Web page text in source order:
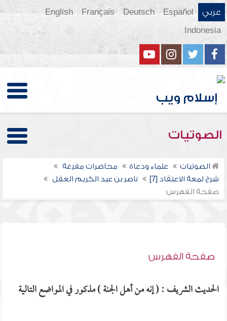
عربي Español
Deutsch
Français
English
Indonesia
الصوتيات
الصوتيات علماء ودعاة
محاضرات مفرغة
شرح لمعة الاعتقاد [7]
ناصر بن عبد الكريم العقل
صفحة الفهرس
صفحة الفهرس
الحديث الشريف : ( إنه من أهل الجنة ) مذكور في المواضع التالية